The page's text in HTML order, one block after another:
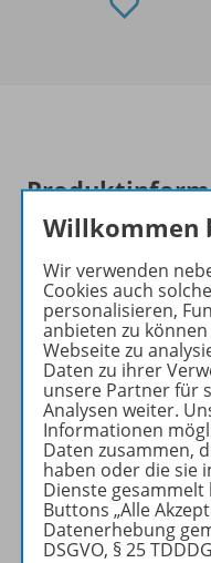
Beschreibung
Zugehörige
Lösungen
Willkommen
Wir verwenden
Cookies auch
personalisieren,
anbieten zu
Webseite zu
Daten zu ihrer
unsere Partner für
Analysen weiter.
Informationen
Daten zusammen,
haben oder die sie
Dienste
Buttons „Alle
Datenerhebung
DSGVO, § 25